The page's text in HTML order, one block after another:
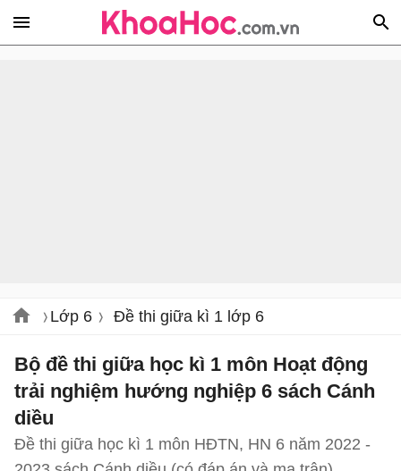
Lớp 6 Đề thi giữa kì 1 lớp 6
Bộ đề thi giữa học kì 1 môn Hoạt động
trải nghiệm hướng nghiệp 6 sách Cánh
diều
Đề thi giữa học kì 1 môn HĐTN, HN 6 năm 2022 -